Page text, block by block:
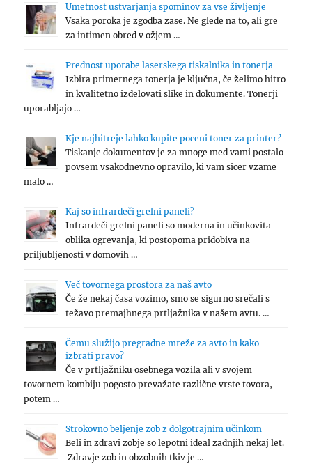
Umetnost ustvarjanja spominov za vse življenje
Vsaka poroka je zgodba zase. Ne glede na to, ali gre
za intimen obred v ožjem …
Prednost uporabe laserskega tiskalnika in tonerja
Izbira primernega tonerja je ključna, če želimo hitro
in kvalitetno izdelovati slike in dokumente. Tonerji
uporabljajo …
Kje najhitreje lahko kupite poceni toner za printer?
Tiskanje dokumentov je za mnoge med vami postalo
povsem vsakodnevno opravilo, ki vam sicer vzame
malo …
Kaj so infrardeči grelni paneli?
Infrardeči grelni paneli so moderna in učinkovita
oblika ogrevanja, ki postopoma pridobiva na
priljubljenosti v domovih …
Več tovornega prostora za naš avto
Če že nekaj časa vozimo, smo se sigurno srečali s
težavo premajhnega prtljažnika v našem avtu. …
Čemu služijo pregradne mreže za avto in kako
izbrati pravo?
Če v prtljažniku osebnega vozila ali v svojem
tovornem kombiju pogosto prevažate različne vrste tovora,
potem …
Strokovno beljenje zob z dolgotrajnim učinkom
Beli in zdravi zobje so lepotni ideal zadnjih nekaj let.
Zdravje zob in obzobnih tkiv je …